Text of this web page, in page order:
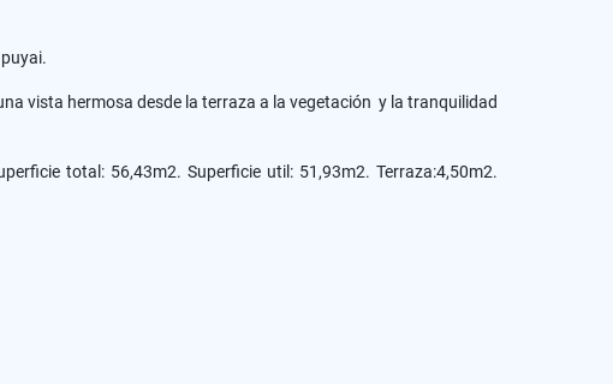
vista hermosa desde la terraza a la vegetación y la tranquilidad
total: 56,43m2. Superficie util: 51,93m2. Terraza:4,50m2.